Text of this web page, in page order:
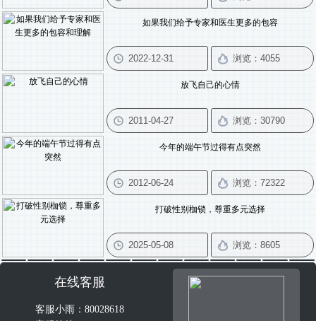
如果我们给予专家和医生更多的包容
放飞自己的心情
今年的端午节过得有点突然
打破性别枷锁，尊重多元选择
在线客服
客服小雨：80028618